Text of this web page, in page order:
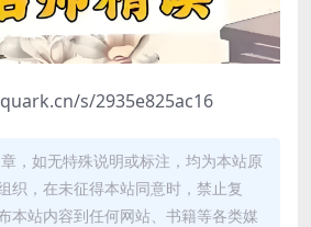
s/2935e825ac16
，如无特殊说明或标注，均为本站原
织，在未征得本站同意时，禁止复
本站内容到任何网站、书籍等各类媒